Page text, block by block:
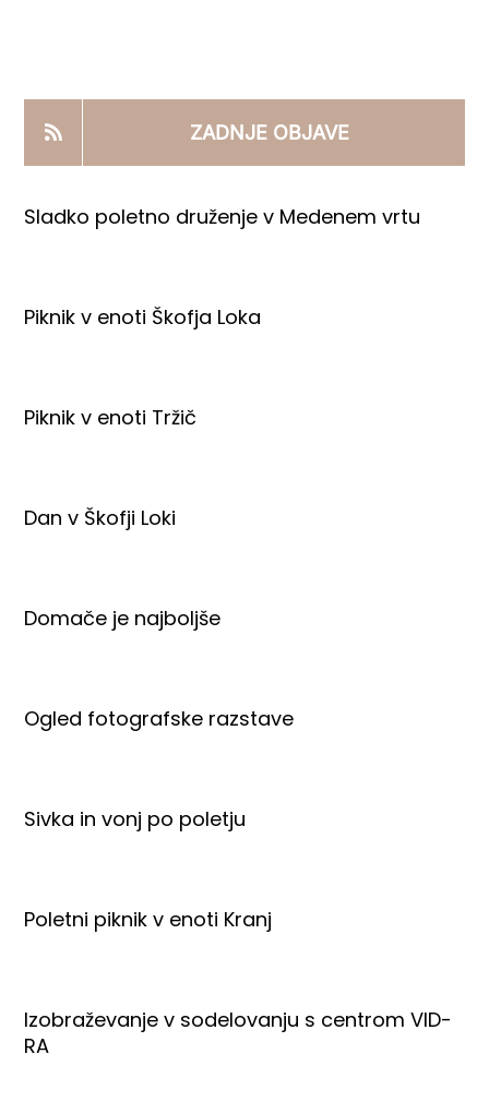
PRODAJNI IZDELKI
AKTUALNO
ZADNJE OBJAVE
Sladko poletno druženje v Medenem vrtu
Piknik v enoti Škofja Loka
Piknik v enoti Tržič
Dan v Škofji Loki
Domače je najboljše
Ogled fotografske razstave
Sivka in vonj po poletju
Poletni piknik v enoti Kranj
Izobraževanje v sodelovanju s centrom VID-
RA